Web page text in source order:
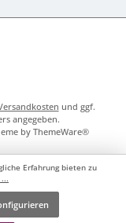
und ggf.
angegeben.
by ThemeWare®
Erfahrung bieten zu